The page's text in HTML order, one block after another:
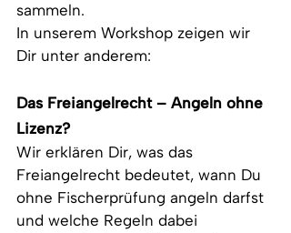
sammeln.
In unserem Workshop zeigen wir
Dir unter anderem:
Das Freiangelrecht – Angeln ohne
Lizenz?
Wir erklären Dir, was das
Freiangelrecht bedeutet, wann Du
ohne Fischerprüfung angeln darfst
und welche Regeln dabei